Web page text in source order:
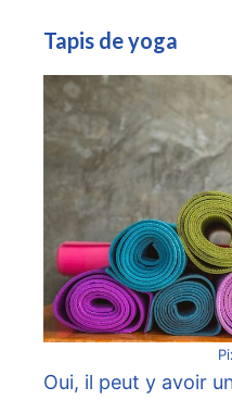
Tapis de yoga
Oui, il peut y avoir